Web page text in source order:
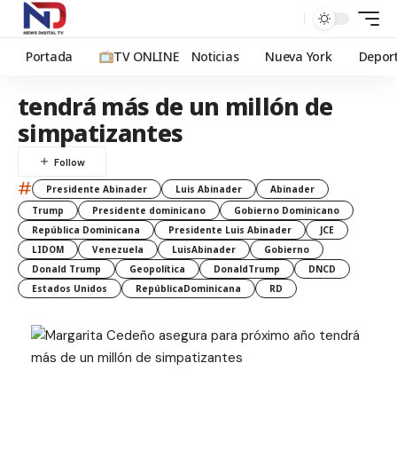
Portada TV ONLINE Noticias Nueva York
tendrá más de un millón de
simpatizantes
# Presidente Abinader Luis Abinader
Abinader
Trump
Presidente dominicano
Gobierno Dominicano
República Dominicana
Presidente Luis Abinader
JCE
LIDOM
Venezuela LuisAbinader
Gobierno
Donald Trump
Geopolítica DonaldTrump
DNCD
Estados Unidos
RepúblicaDominicana RD